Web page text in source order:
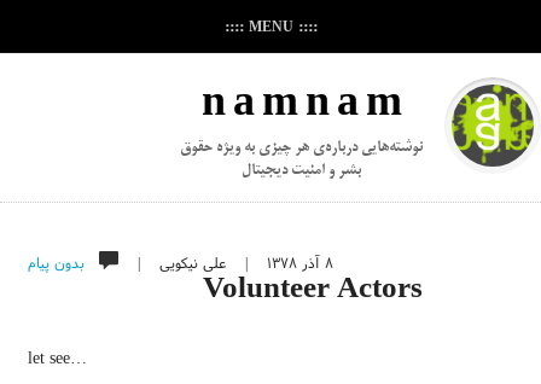
:::: MENU ::::
n a m n a m
نوشته‌هایی درباره‌ی هر چیزی به ویژه حقوق
بشر و امنیت دیجیتال
۸ آذر ۱۳۷۸ |علی نیکویی | بدون پیام
Volunteer Actors
let see…